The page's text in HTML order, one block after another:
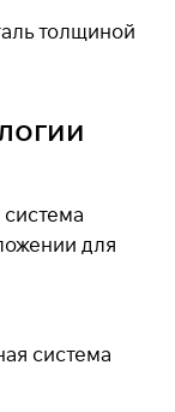
толщиной
для
система